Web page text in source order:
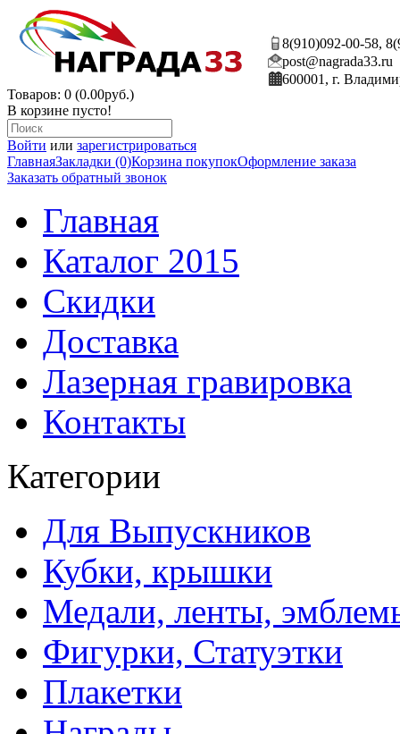
8(910)092-00-58,
post@nagrada33.ru
600001, г.
Товаров: 0 (0.00руб.)
В корзине пусто!
Войти или зарегистрироваться
ГлавнаяЗакладки (0)Корзина покупокОформление заказа
Заказать обратный звонок
Главная
Каталог 2015
Скидки
Доставка
Лазерная гравировка
Контакты
Категории
Для Выпускников
Кубки, крышки
Медали, ленты,
Фигурки, Статуэтки
Плакетки